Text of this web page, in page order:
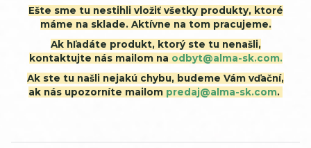
Ešte sme tu nestihli vložiť všetky produkty, ktoré
máme na sklade. Aktívne na tom pracujeme.
Ak hľadáte produkt, ktorý ste tu nenašli,
kontaktujte nás mailom na odbyt@alma-sk.com.
Ak ste tu našli nejakú chybu, budeme Vám vďační,
ak nás upozorníte mailom predaj@alma-sk.com.